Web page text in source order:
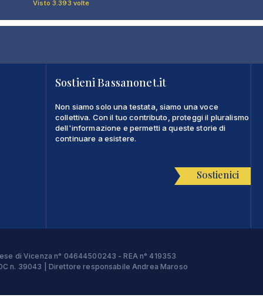
Visto 3.393 volte
Sostieni Bassanonet.it
Non siamo solo una testata, siamo una voce
collettiva. Con il tuo contributo, proteggi il pluralismo
dell'informazione e permetti a queste storie di
continuare a esistere.
Sostienici
di Vicenza n° 04644500243 - REA n° 419353
n. 39043 | Direttore responsabile Andrea Maroso